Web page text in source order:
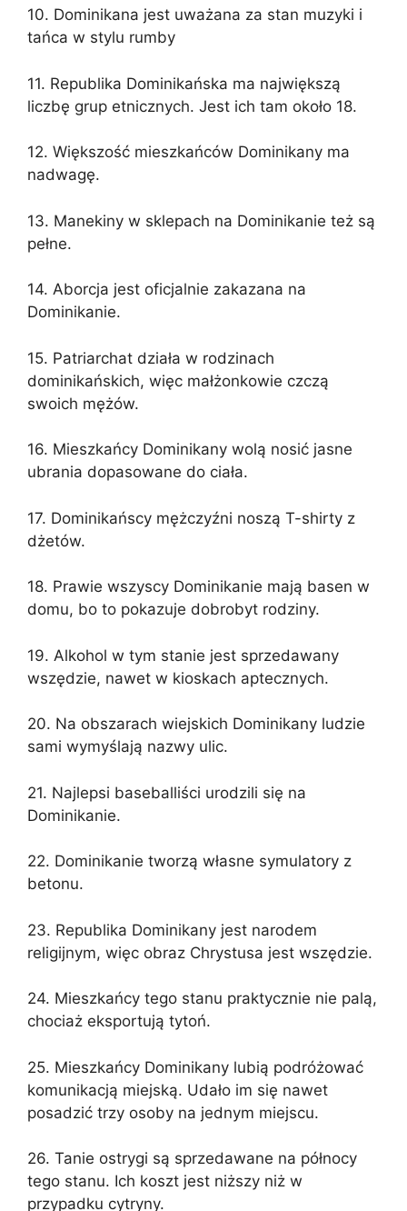
10. Dominikana jest uważana za stan muzyki i
tańca w stylu rumby
11. Republika Dominikańska ma największą
liczbę grup etnicznych. Jest ich tam około 18.
12. Większość mieszkańców Dominikany ma
nadwagę.
13. Manekiny w sklepach na Dominikanie też są
pełne.
14. Aborcja jest oficjalnie zakazana na
Dominikanie.
15. Patriarchat działa w rodzinach
dominikańskich, więc małżonkowie czczą
swoich mężów.
16. Mieszkańcy Dominikany wolą nosić jasne
ubrania dopasowane do ciała.
17. Dominikańscy mężczyźni noszą T-shirty z
dżetów.
18. Prawie wszyscy Dominikanie mają basen w
domu, bo to pokazuje dobrobyt rodziny.
19. Alkohol w tym stanie jest sprzedawany
wszędzie, nawet w kioskach aptecznych.
20. Na obszarach wiejskich Dominikany ludzie
sami wymyślają nazwy ulic.
21. Najlepsi baseballiści urodzili się na
Dominikanie.
22. Dominikanie tworzą własne symulatory z
betonu.
23. Republika Dominikany jest narodem
religijnym, więc obraz Chrystusa jest wszędzie.
24. Mieszkańcy tego stanu praktycznie nie palą,
chociaż eksportują tytoń.
25. Mieszkańcy Dominikany lubią podróżować
komunikacją miejską. Udało im się nawet
posadzić trzy osoby na jednym miejscu.
26. Tanie ostrygi są sprzedawane na północy
tego stanu. Ich koszt jest niższy niż w
przypadku cytryny.